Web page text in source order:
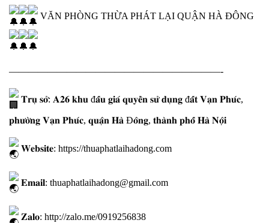
VĂN PHÒNG THỪA PHÁT LẠI QUẬN HÀ ĐÔNG
——————————————————————-
𝐓𝐫𝐮̣ 𝐬𝐨̛̉: 𝐀𝟐𝟔 𝐤𝐡𝐮 đ𝐚̂́𝐮 𝐠𝐢𝐚́ 𝐪𝐮𝐲𝐞̂̀𝐧 𝐬𝐮̛̉ 𝐝𝐮̣𝐧𝐠 đ𝐚̂́𝐭 𝐕𝐚̣𝐧 𝐏𝐡𝐮́𝐜,
𝐩𝐡𝐮̛𝐨̛̀𝐧𝐠 𝐕𝐚̣𝐧 𝐏𝐡𝐮́𝐜, 𝐪𝐮𝐚̣̂𝐧 𝐇𝐚̀ Đ𝐨̂𝐧𝐠, 𝐭𝐡𝐚̀𝐧𝐡 𝐩𝐡𝐨̂́ 𝐇𝐚̀ 𝐍𝐨̣̂𝐢
𝐖𝐞𝐛𝐬𝐢𝐭𝐞: https://thuaphatlaihadong.com
𝐄𝐦𝐚𝐢𝐥: thuaphatlaihadong@gmail.com
𝐙𝐚𝐥𝐨: http://zalo.me/0919256838